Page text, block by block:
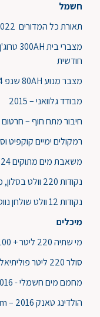
חשמל
תאורת כל המדורים LED 2022
חודשית
מצבר מנוע 80AH שנפ 2024
מבודד גלוואני – 2015
חיבור מתח חוף – חרטום
רמקולים ימיים קוקפיט וסלון
משאבת מים מתוקים 2024
נקודות 220 וולט בסלון, מטבח, קבינת חרטום.
נקודות 12 וולט שולחן נווט, קוקפיט, קבינת חרטום.
מיכלים
מי שתיה 220 ליטר + 100 ליטר פוליתיאלן
סולר 220 ליטר פוליתיאלן
מחמם מים חשמלי - 2016
הולדינג טאנק custom – 2016 נירוסטה